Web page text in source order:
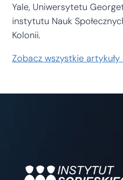
Yale, Uniwersytetu
instytutu Nauk
Kolonii.
Zobacz wszystkie